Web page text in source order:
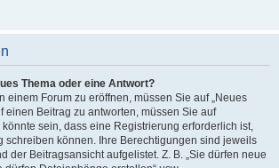
Thema oder eine Antwort?
einem Forum zu eröffnen, müssen Sie auf „Neues
einen Beitrag zu antworten, müssen Sie auf
könnte sein, dass eine Registrierung erforderlich ist,
schreiben können. Ihre Berechtigungen sind jeweils
der Beitragsansicht aufgelistet. Z. B. „Sie dürfen neue